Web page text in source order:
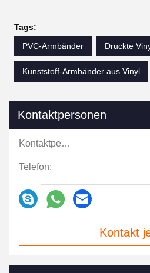
Tags:
PVC-Armbänder
Druckte
Kunststoff-Armbänder aus Vinyl
Kontaktpersonen
Kontaktpersonen:
Telefon:
Kontakt